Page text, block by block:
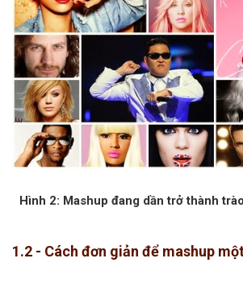
Hình 2: Mashup đang dần trở thành
1.2 - Cách đơn giản để mashup